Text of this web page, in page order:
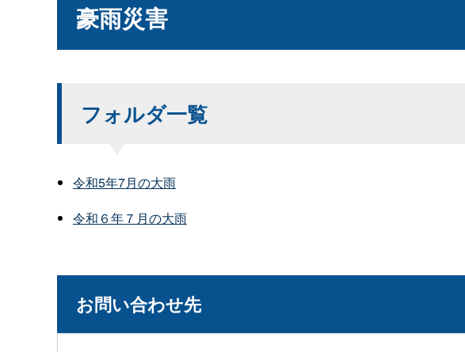
豪雨災害
フォルダ一覧
令和5年7月の大雨
令和６年７月の大雨
お問い合わせ先